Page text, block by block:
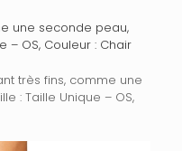
une seconde peau,
– OS, Couleur : Chair
très fins, comme une
: Taille Unique – OS,